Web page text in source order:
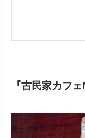
『古民家カフ